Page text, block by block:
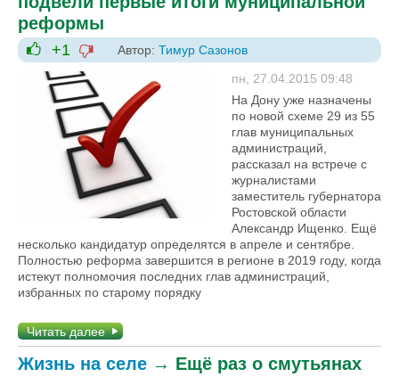
реформы
+1
+1
-1
Автор: Тимур Сазонов
пн, 27.04.2015 09:48
На Дону уже назначены
по новой схеме 29 из 55
глав муниципальных
администраций,
рассказал на встрече с
журналистами
заместитель губернатора
Ростовской области
Александр Ищенко. Ещё
несколько кандидатур определятся в апреле и сентябре.
Полностью реформа завершится в регионе в 2019 году, когда
истекут полномочия последних глав администраций,
избранных по старому порядку
Читать далее
Жизнь на селе → Ещё раз о смутьянах